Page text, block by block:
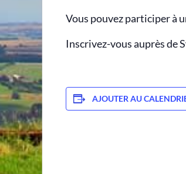
Vous pouvez participer à
Inscrivez-vous auprès de
AJOUTER AU